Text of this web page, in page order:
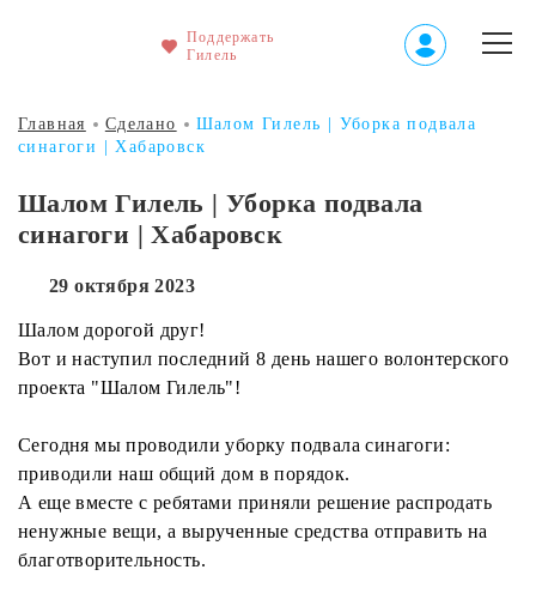
Поддержать
Гилель
Главная Сделано
Шалом Гилель | Уборка подвала
синагоги | Хабаровск
Шалом Гилель | Уборка подвала
синагоги | Хабаровск
29 октября 2023
Шалом дорогой друг!
Вот и наступил последний 8 день нашего волонтерского
проекта "Шалом Гилель"!
Сегодня мы проводили уборку подвала синагоги:
приводили наш общий дом в порядок.
А еще вместе с ребятами приняли решение распродать
ненужные вещи, а вырученные средства отправить на
благотворительность.